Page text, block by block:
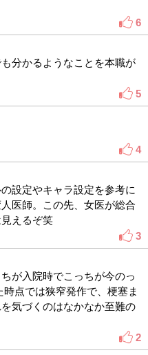
6
分かるようなことを本職が
5
4
設定やキャラ設定を参考に
医師。この先、女医が総合
えるぞ笑
3
が入院時でこっちが今のっ
点では狭窄発作で、梗塞ま
気づくのはなかなか至難の
2